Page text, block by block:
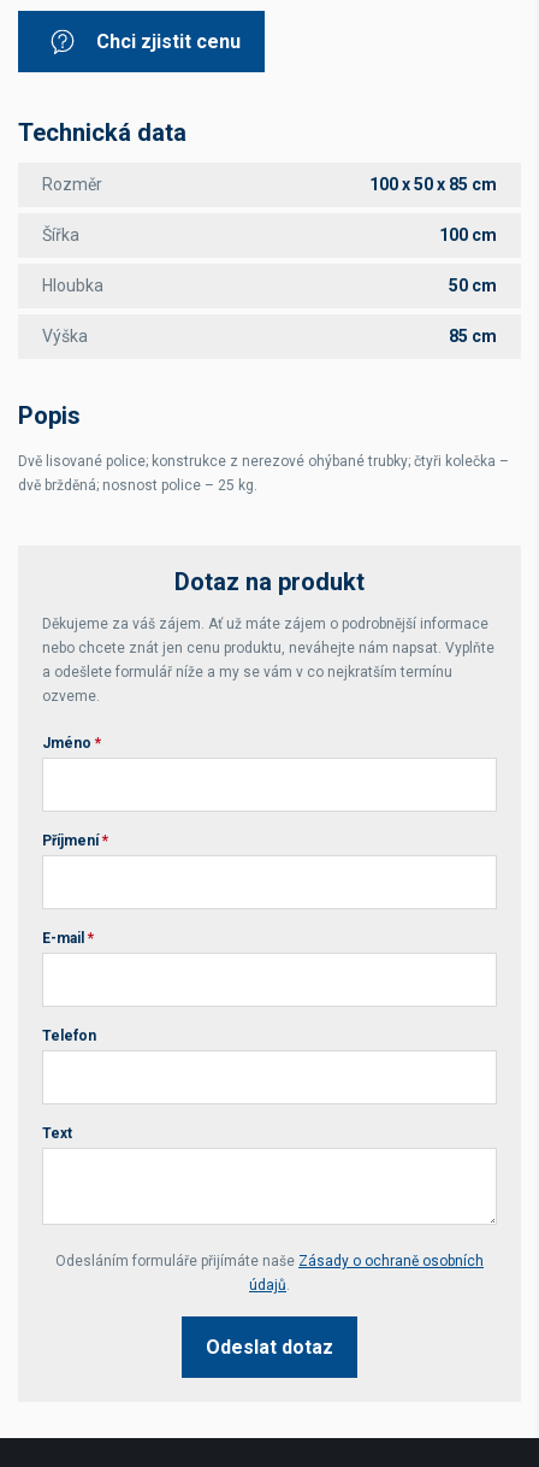
Chci zjistit cenu
Technická data
Rozměr 100 x 50 x 85 cm
Šířka 100 cm
Hloubka 50 cm
Výška 85 cm
Popis
Dvě lisované police; konstrukce z nerezové ohýbané trubky; čtyři kolečka –
dvě bržděná; nosnost police – 25 kg.
Dotaz na produkt
Děkujeme za váš zájem. Ať už máte zájem o podrobnější informace
nebo chcete znát jen cenu produktu, neváhejte nám napsat. Vyplňte
a odešlete formulář níže a my se vám v co nejkratším termínu
ozveme.
Jméno *
Příjmení *
E-mail *
Telefon
Text
Your website *
Odesláním formuláře přijímáte naše Zásady o ochraně osobních
údajů.
Odeslat dotaz